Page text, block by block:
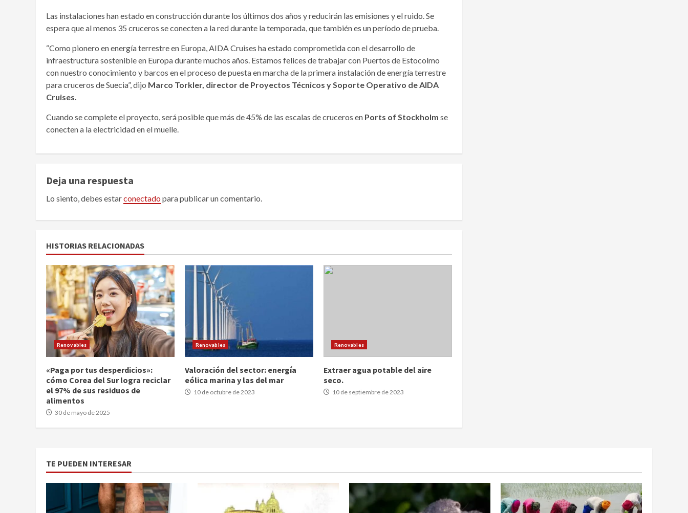
Las instalaciones han estado en construcción durante los últimos dos años y reducirán las emisiones y el ruido. Se
espera que al menos 35 cruceros se conecten a la red durante la temporada, que también es un período de prueba.
“Como pionero en energía terrestre en Europa, AIDA Cruises ha estado comprometida con el desarrollo de
infraestructura sostenible en Europa durante muchos años. Estamos felices de trabajar con Puertos de Estocolmo
con nuestro conocimiento y barcos en el proceso de puesta en marcha de la primera instalación de energía terrestre
para cruceros de Suecia”, dijo Marco Torkler, director de Proyectos Técnicos y Soporte Operativo de AIDA
Cruises.
Cuando se complete el proyecto, será posible que más de 45% de las escalas de cruceros en Ports of Stockholm se
conecten a la electricidad en el muelle.
Deja una respuesta
Lo siento, debes estarconectado para publicar un comentario.
HISTORIAS RELACIONADAS
Renovables
«Paga por tus desperdicios»:
cómo Corea del Sur logra reciclar
el 97% de sus residuos de
alimentos
30 de mayo de 2025
Renovables
Valoración del sector: energía
eólica marina y las del mar
10 de octubre de 2023
Renovables
Extraer agua potable del aire
seco.
10 de septiembre de 2023
TE PUEDEN INTERESAR